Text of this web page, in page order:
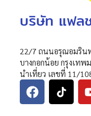
บริษัท แฟล
22/7 ถนนอรุณอมริน
บางกอกน้อย กรุงเท
นำเที่ยว เลขที่ 11/